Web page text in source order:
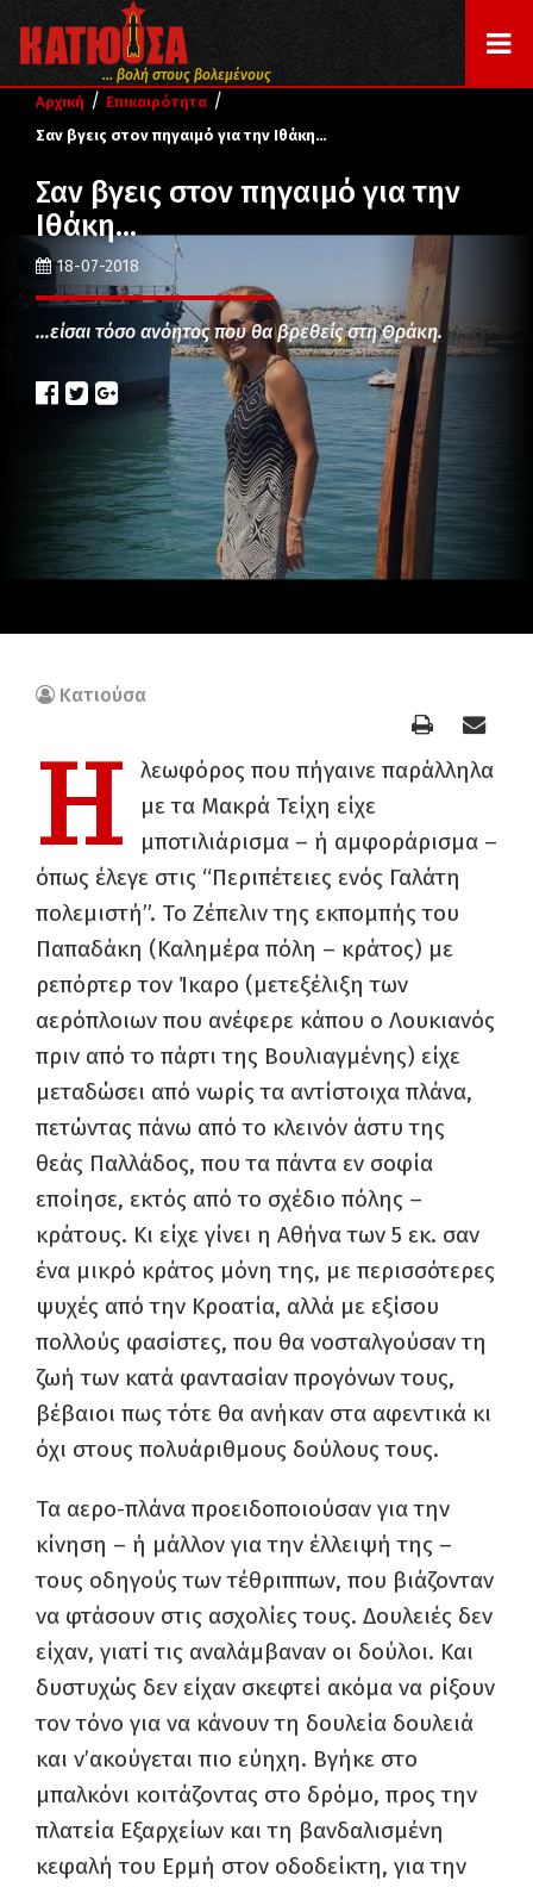
... βολή στους βολεμένους
Αρχική / Επικαιρότητα /
Σαν βγεις στον πηγαιμό για την Ιθάκη…
Σαν βγεις στον πηγαιμό για την
Ιθάκη…
18-07-2018
…είσαι τόσο ανόητος που θα βρεθείς στη Θράκη.
Κατιούσα
Η
λεωφόρος που πήγαινε παράλληλα
με τα Μακρά Τείχη είχε
μποτιλιάρισμα – ή αμφοράρισμα –
όπως έλεγε στις “Περιπέτειες ενός Γαλάτη
πολεμιστή”. Το Ζέπελιν της εκπομπής του
Παπαδάκη (Καλημέρα πόλη – κράτος) με
ρεπόρτερ τον Ίκαρο (μετεξέλιξη των
αερόπλοιων που ανέφερε κάπου ο Λουκιανός
πριν από το πάρτι της Βουλιαγμένης) είχε
μεταδώσει από νωρίς τα αντίστοιχα πλάνα,
πετώντας πάνω από το κλεινόν άστυ της
θεάς Παλλάδος, που τα πάντα εν σοφία
εποίησε, εκτός από το σχέδιο πόλης –
κράτους. Κι είχε γίνει η Αθήνα των 5 εκ. σαν
ένα μικρό κράτος μόνη της, με περισσότερες
ψυχές από την Κροατία, αλλά με εξίσου
πολλούς φασίστες, που θα νοσταλγούσαν τη
ζωή των κατά φαντασίαν προγόνων τους,
βέβαιοι πως τότε θα ανήκαν στα αφεντικά κι
όχι στους πολυάριθμους δούλους τους.
Τα αερο-πλάνα προειδοποιούσαν για την
κίνηση – ή μάλλον για την έλλειψή της –
τους οδηγούς των τέθριππων, που βιάζονταν
να φτάσουν στις ασχολίες τους. Δουλειές δεν
είχαν, γιατί τις αναλάμβαναν οι δούλοι. Και
δυστυχώς δεν είχαν σκεφτεί ακόμα να ρίξουν
τον τόνο για να κάνουν τη δουλεία δουλειά
και ν’ακούγεται πιο εύηχη. Βγήκε στο
μπαλκόνι κοιτάζοντας στο δρόμο, προς την
πλατεία Εξαρχείων και τη βανδαλισμένη
κεφαλή του Ερμή στον οδοδείκτη, για την